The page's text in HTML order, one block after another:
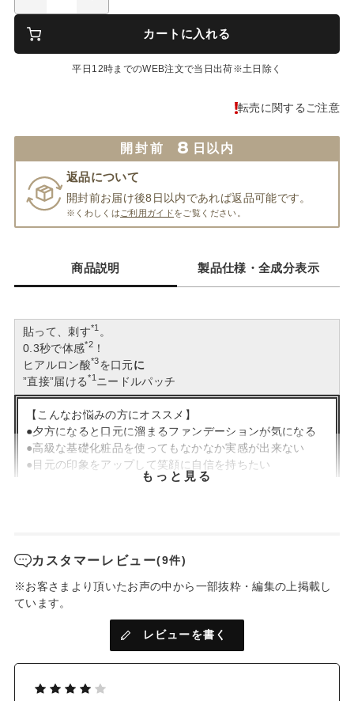
カートに入れる
平日12時までのWEB注文で当日出荷※土日除く
転売に関するご注意
開封前 8 日以内
返品について
開封前お届け後8日以内であれば返品可能です。
※くわしくは ご利用ガイドをご覧ください。
商品説明 製品仕様・全成分表示
貼って、刺す*1 。
0.3秒で体感*2 ！
ヒアルロン酸*3を口元に
”直接”届ける*1ニードルパッチ
【こんなお悩みの方にオススメ】
●夕方になると口元に溜まるファンデーションが気になる
●高級な基礎化粧品を使ってもなかなか実感が出来ない
●目元の印象をアップして笑顔に自信を持ちたい
約2,000本*4 ！
週に1回、寝る前に貼るだけ。翌朝感動のハリ感に。
乾燥による小じわを目立たなくします
。
1.アセチルヘキサペプチド-8
エイジラインへのハリケア成分。
もっと見る
カスタマーレビュー(9件)
※お客さまより頂いたお声の中から一部抜粋・編集の上掲載し
ています。
レビューを書く